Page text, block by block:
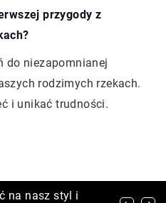
przygody z
do niezapomnianej
rodzimych rzekach.
i unikać trudności.
na nasz styl i
skórę przed